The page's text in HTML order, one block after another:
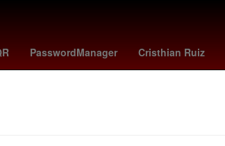
PasswordManager Cristhian Ruiz
pumas femenil sparta rotterdam - feyenoord